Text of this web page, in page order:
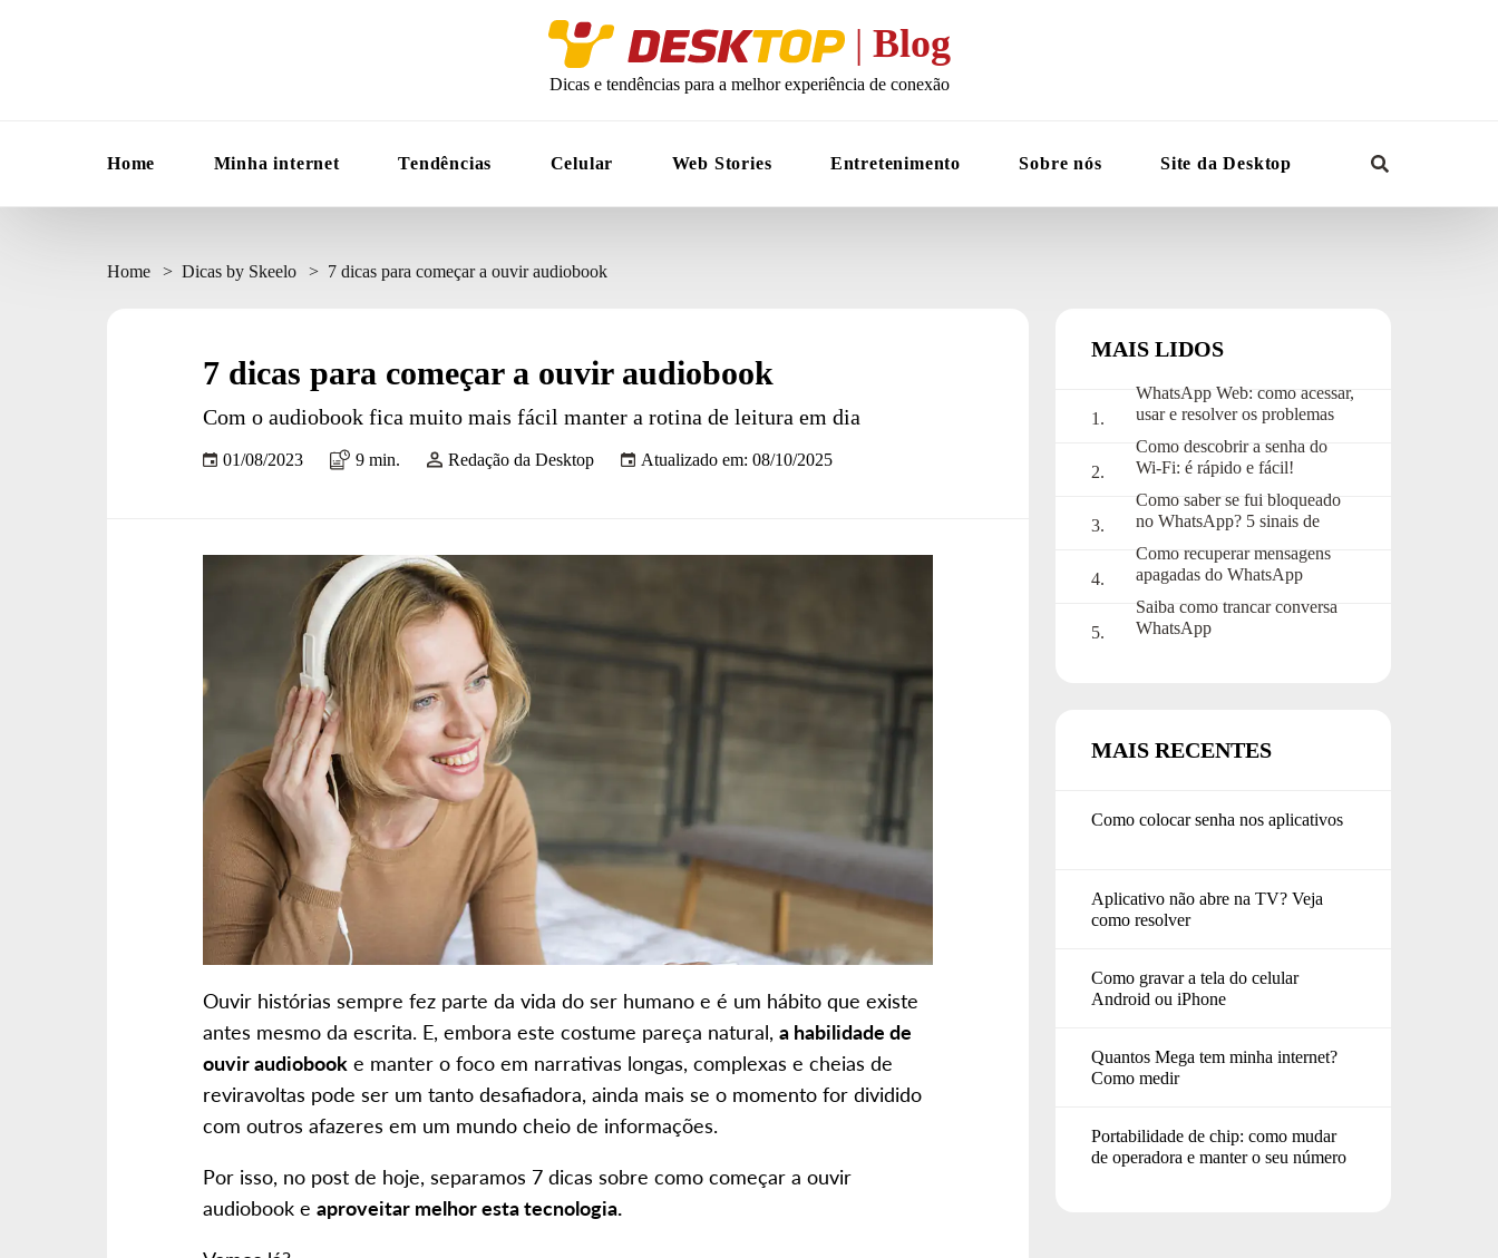
Desktop
| Blog
Dicas e tendências para a melhor experiência de conexão
Home Minha internet Tendências Celular Web Stories Entretenimento Sobre nós Site da Desktop
Home Dicas by Skeelo 7 dicas para começar a ouvir audiobook
7 dicas para começar a ouvir audiobook
Com o audiobook fica muito mais fácil manter a rotina de leitura em dia
01/08/2023 9 min. Redação da Desktop Atualizado em: 08/10/2025
Ouvir histórias sempre fez parte da vida do ser humano e é um hábito que existe
antes mesmo da escrita. E, embora este costume pareça natural, a habilidade de
ouvir audiobook e manter o foco em narrativas longas, complexas e cheias de
reviravoltas pode ser um tanto desafiadora, ainda mais se o momento for dividido
com outros afazeres em um mundo cheio de informações.
Por isso, no post de hoje, separamos 7 dicas sobre como começar a ouvir
audiobook e aproveitar melhor esta tecnologia.
MAIS LIDOS
WhatsApp Web: como acessar,
usar e resolver os problemas
Como descobrir a senha do
Wi-Fi: é rápido e fácil!
Como saber se fui bloqueado
no WhatsApp? 5 sinais de
Como recuperar mensagens
apagadas do WhatsApp
Saiba como trancar conversa
WhatsApp
MAIS RECENTES
Como colocar senha nos aplicativos
Aplicativo não abre na TV? Veja
como resolver
Como gravar a tela do celular
Android ou iPhone
Quantos Mega tem minha internet?
Como medir
Portabilidade de chip: como mudar
de operadora e manter o seu número